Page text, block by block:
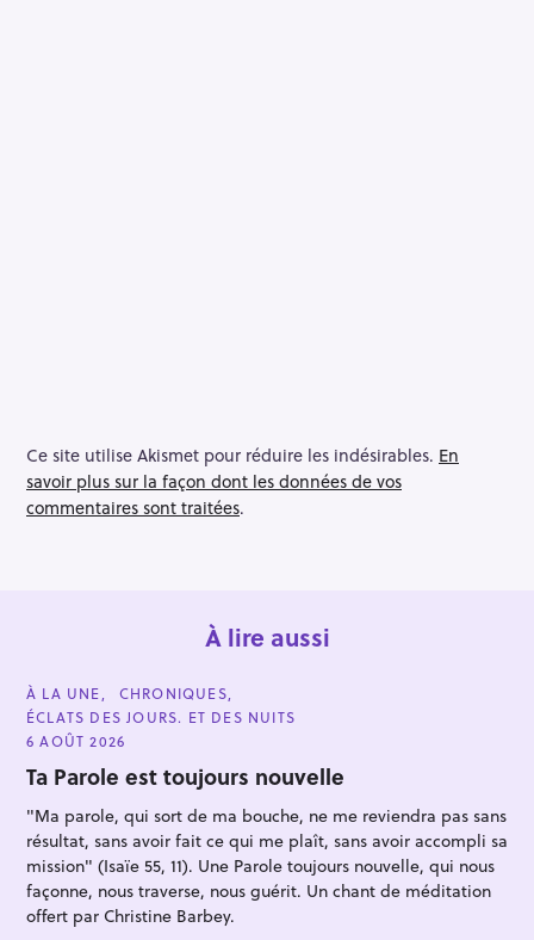
Ce site utilise Akismet pour réduire les indésirables. En
savoir plus sur la façon dont les données de vos
commentaires sont traitées.
À lire aussi
C
A
T
E
G
O
R
E
À LA UNE
CHRONIQUES
ÉCLATS DES JOURS. ET DES NUITS
6 AOÛT 2026
Ta Parole est toujours nouvelle
"Ma parole, qui sort de ma bouche, ne me reviendra pas sans
résultat, sans avoir fait ce qui me plaît, sans avoir accompli sa
mission" (Isaïe 55, 11). Une Parole toujours nouvelle, qui nous
façonne, nous traverse, nous guérit. Un chant de méditation
offert par Christine Barbey.